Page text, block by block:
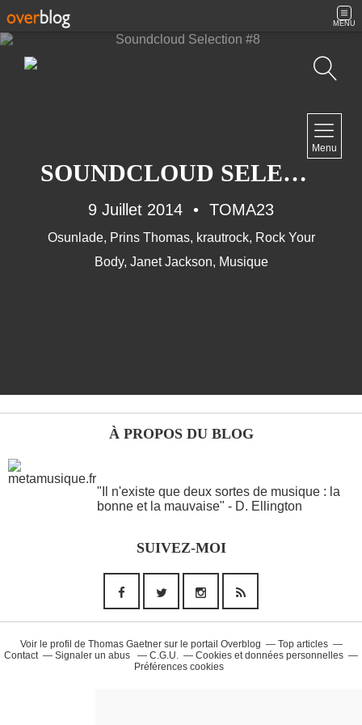
MENU
Menu
SOUNDCLOUD SELECTION #8
9 Juillet 2014 TOMA23
Osunlade, Prins Thomas, krautrock, Rock Your
Body, Janet Jackson, Musique
À PROPOS DU BLOG
"Il n'existe que deux sortes de musique : la
bonne et la mauvaise" - D. Ellington
SUIVEZ-MOI
Contact
NEWSLETTER
90'S (14)
French Touch (14)
Rap Francais (10)
Daft Punk (8)
Voir le profil de Thomas Gaetnersur le portail Overblog
Top articles
Contact
Signaler un abus C.G.U.
Cookies et données personnelles
Préférences cookies